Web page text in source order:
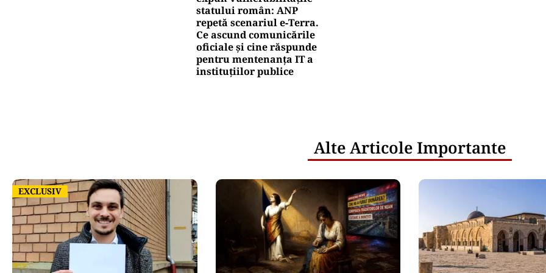
statului român: ANP
repetă scenariul e‑Terra.
Ce ascund comunicările
oficiale și cine răspunde
pentru mentenanța IT a
instituțiilor publice
Alte Articole Importante
EXCLUSIV
EXCLUSIV